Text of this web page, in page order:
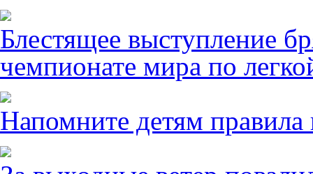
Блестящее выступление
чемпионате мира по
Напомните детям правила